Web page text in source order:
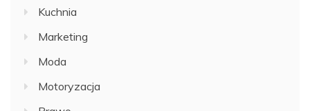
Kuchnia
Marketing
Moda
Motoryzacja